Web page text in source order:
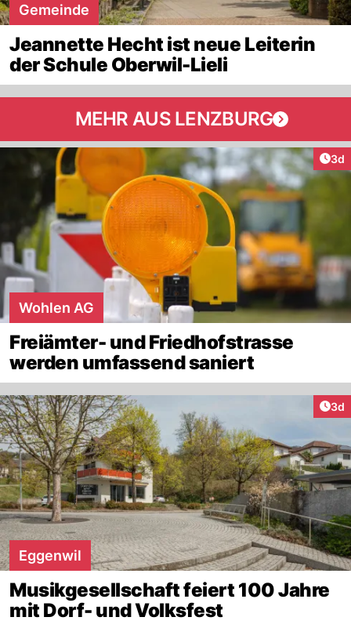
Gemeinde
Jeannette Hecht ist neue Leiterin
der Schule Oberwil-Lieli
MEHR AUS LENZBURG
3d
Wohlen AG
Freiämter- und Friedhofstrasse
werden umfassend saniert
3d
Eggenwil
Musikgesellschaft feiert 100 Jahre
mit Dorf- und Volksfest